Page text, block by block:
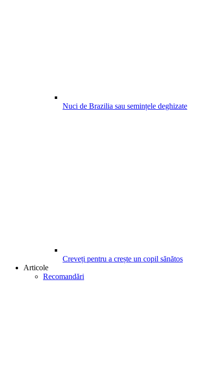
Nuci de Brazilia sau semințele deghizate
Creveți pentru a crește un copil sănătos
Articole
Recomandări